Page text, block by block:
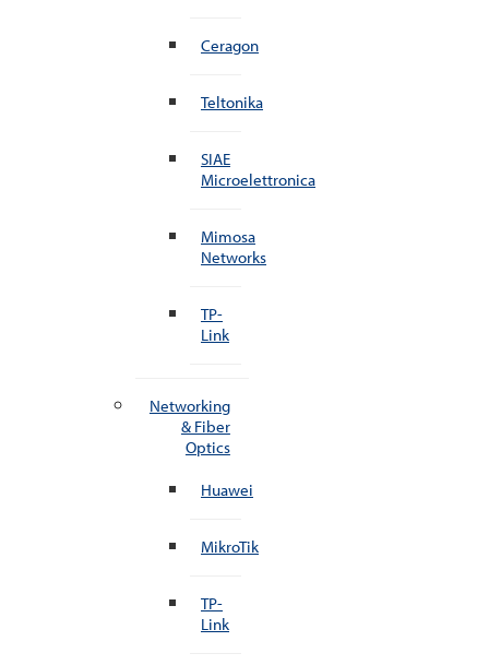
Ceragon
Teltonika
SIAE
Microelettronica
Mimosa
Networks
TP-
Link
Networking
& Fiber
Optics
Huawei
MikroTik
TP-
Link